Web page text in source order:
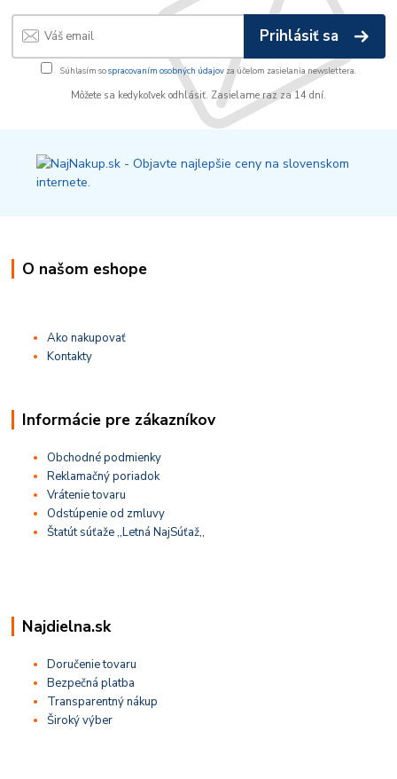
Prihlásiť sa
Súhlasím sospracovaním osobných údajov za účelom zasielania newslettera.
Môžete sa kedykoľvek odhlásiť. Zasielame raz za 14 dní.
O našom eshope
Ako nakupovať
Kontakty
Informácie pre zákazníkov
Obchodné podmienky
Reklamačný poriadok
Vrátenie tovaru
Odstúpenie od zmluvy
Štatút súťaže ,,Letná NajSúťaž,,
Najdielna.sk
Doručenie tovaru
Bezpečná platba
Transparentný nákup
Široký výber